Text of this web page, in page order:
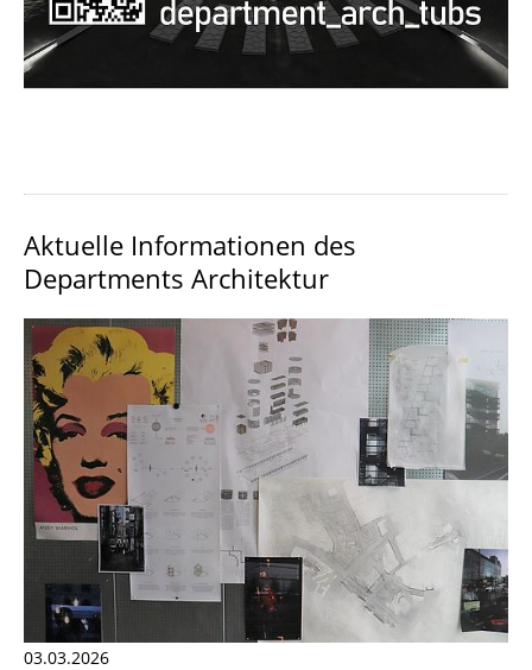
Aktuelle Informationen des
Departments Architektur
03.03.2026